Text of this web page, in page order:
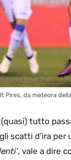
Pires, da meteora
tutto
scatti d’ira
, vale a dire